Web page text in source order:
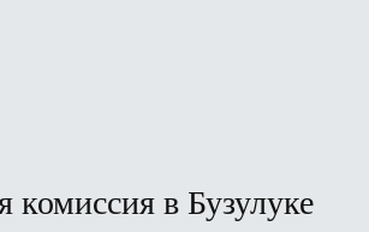
комиссия в Бузулуке